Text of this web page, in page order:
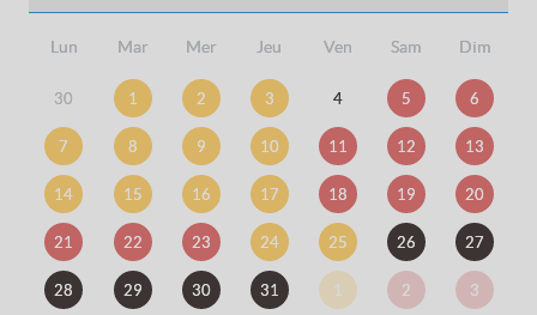
Lun Mar Mer Jeu Ven Sam Dim
30 1 2 3 4 5 6
7 8 9 10 11 12 13
14 15 16 17 18 19 20
21 22 23 24 25 26 27
28 29 30 31 1 2 3